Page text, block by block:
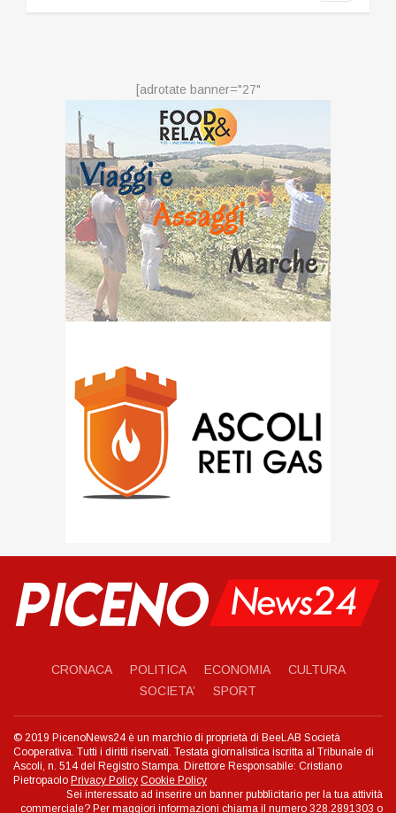
[adrotate banner="27"
CRONACA POLITICA ECONOMIA
CULTURA
SOCIETA’
SPORT
© 2019 PicenoNews24 è un marchio di proprietà di BeeLAB Società
Cooperativa. Tutti i diritti riservati. Testata giornalistica iscritta al Tribunale di
Ascoli, n. 514 del Registro Stampa. Direttore Responsabile: Cristiano
Pietropaolo Privacy Policy Cookie Policy
Sei interessato ad inserire un banner pubblicitario per la tua attività
commerciale? Per maggiori informazioni chiama il numero 328.2891303 o